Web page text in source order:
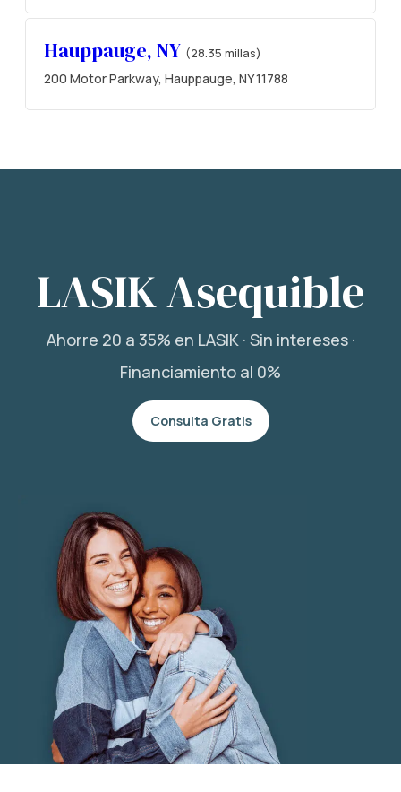
Hauppauge, NY (28.35 millas)
200 Motor Parkway, Hauppauge, NY 11788
LASIK Asequible
Ahorre 20 a 35% en LASIK · Sin intereses ·
Financiamiento al 0%
Consulta Gratis